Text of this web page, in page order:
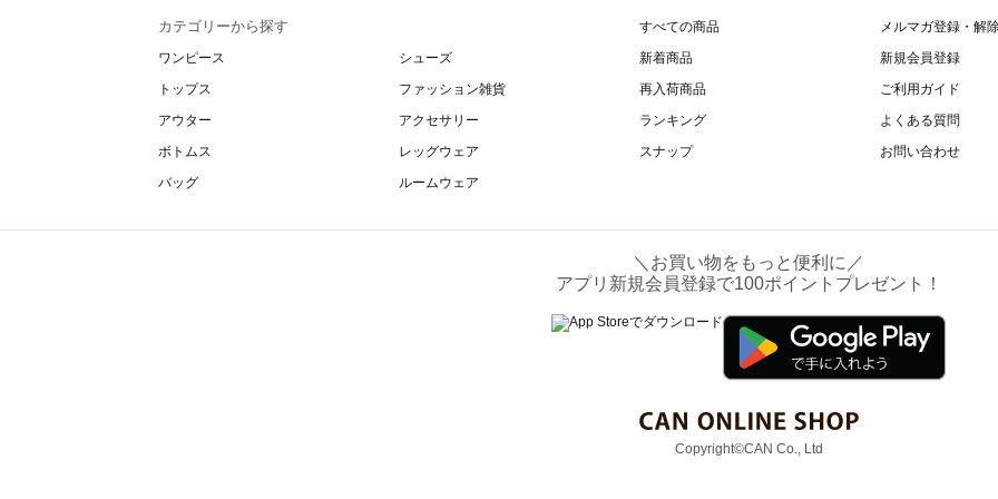
カテゴリーから探す
ワンピース
トップス
アウター
ボトムス
バッグ
シューズ
ファッション雑貨
アクセサリー
レッグウェア
ルームウェア
すべての商品
新着商品
再入荷商品
ランキング
スナップ
メルマガ登録・解
新規会員登録
ご利用ガイド
よくある質問
お問い合わせ
＼お買い物をもっと便利に／
アプリ新規会員登録で100ポイントプレゼント！
Copyright©CAN Co., Ltd